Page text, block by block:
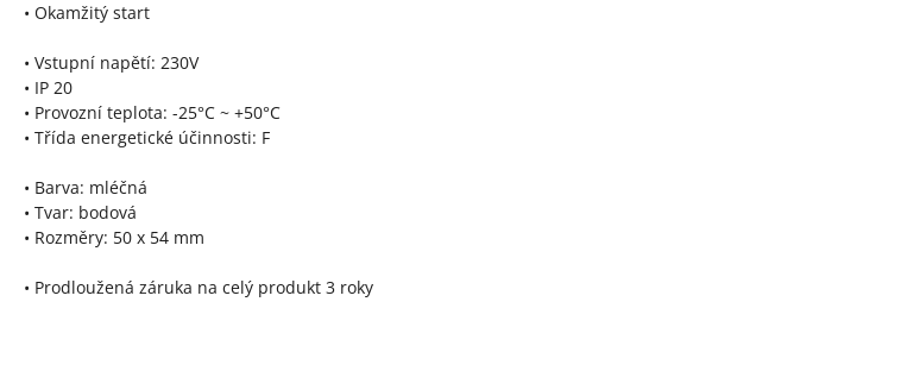
• Okamžitý start
• Vstupní napětí: 230V
• IP 20
• Provozní teplota: -25°C ~ +50°C
• Třída energetické účinnosti: F
• Barva: mléčná
• Tvar: bodová
• Rozměry: 50 x 54 mm
• Prodloužená záruka na celý produkt 3 roky